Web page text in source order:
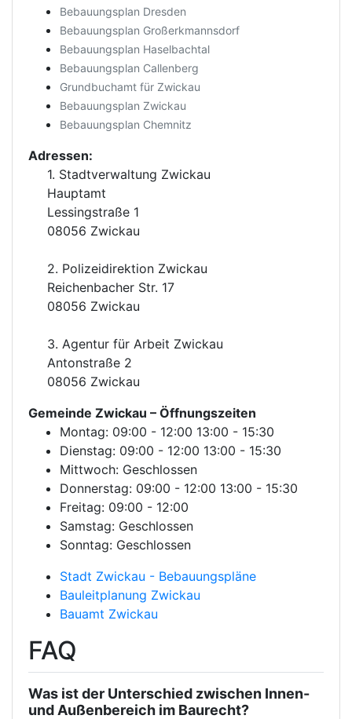
Bebauungsplan Dresden
Bebauungsplan Großerkmannsdorf
Bebauungsplan Haselbachtal
Bebauungsplan Callenberg
Grundbuchamt für Zwickau
Bebauungsplan Zwickau
Bebauungsplan Chemnitz
Adressen:
1. Stadtverwaltung Zwickau
Hauptamt
Lessingstraße 1
08056 Zwickau
2. Polizeidirektion Zwickau
Reichenbacher Str. 17
08056 Zwickau
3. Agentur für Arbeit Zwickau
Antonstraße 2
08056 Zwickau
Gemeinde Zwickau – Öffnungszeiten
Montag: 09:00 - 12:00 13:00 - 15:30
Dienstag: 09:00 - 12:00 13:00 - 15:30
Mittwoch: Geschlossen
Donnerstag: 09:00 - 12:00 13:00 - 15:30
Freitag: 09:00 - 12:00
Samstag: Geschlossen
Sonntag: Geschlossen
Stadt Zwickau - Bebauungspläne
Bauleitplanung Zwickau
Bauamt Zwickau
FAQ
Was ist der Unterschied zwischen Innen-
und Außenbereich im Baurecht?